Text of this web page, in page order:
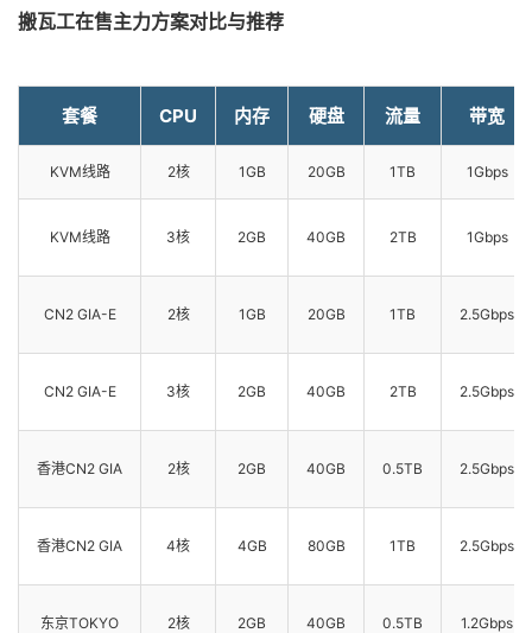
搬瓦工在售主力方案对比与推荐
套餐 CPU 内存 硬盘 流量 带宽
KVM线路 2核 1GB 20GB 1TB 1Gbps
KVM线路 3核 2GB 40GB 2TB 1Gbps
CN2 GIA-E 2核 1GB 20GB 1TB 2.5Gbps
CN2 GIA-E 3核 2GB 40GB 2TB 2.5Gbps
香港CN2 GIA 2核 2GB 40GB 0.5TB 2.5Gbps
香港CN2 GIA 4核 4GB 80GB 1TB 2.5Gbps
东京TOKYO 2核 2GB 40GB 0.5TB 1.2Gbps